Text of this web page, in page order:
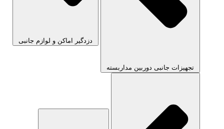
تجهیزات جانبی دوربین مداربسته
دزدگیر اماکن و لوازم جانبی